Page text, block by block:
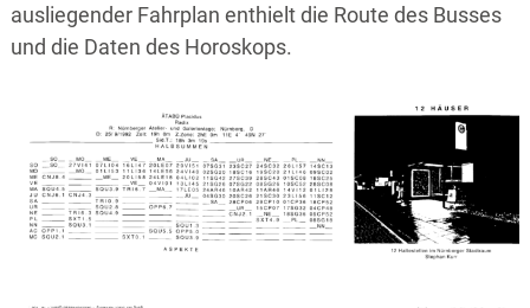
ausliegender Fahrplan enthielt die Route des Busses
und die Daten des Horoskops.